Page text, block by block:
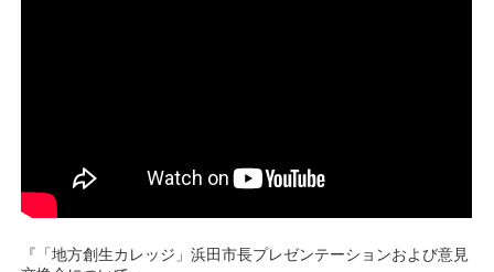
『「地方創生カレッジ」浜田市長プレゼンテーションおよび意見